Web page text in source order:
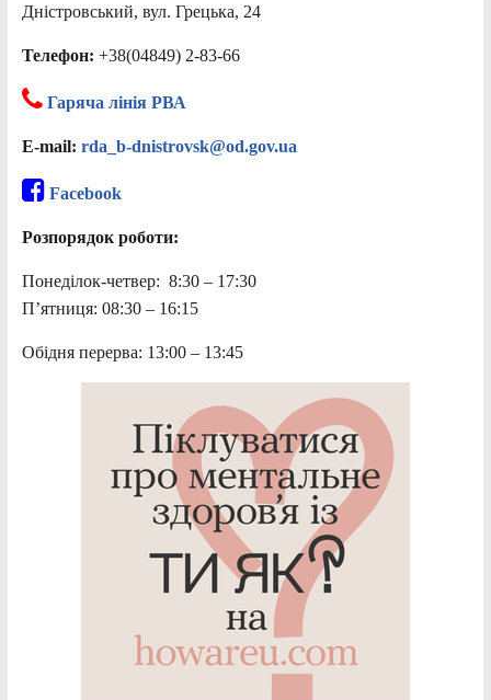
Дністровський, вул. Грецька, 24
Телефон: +38(04849) 2-83-66
Гаряча лінія РВА
E-mail: rda_b-dnistrovsk@od.gov.ua
Facebook
Розпорядок роботи:
Понеділок-четвер: 8:30 – 17:30
П’ятниця: 08:30 – 16:15
Обідня перерва: 13:00 – 13:45